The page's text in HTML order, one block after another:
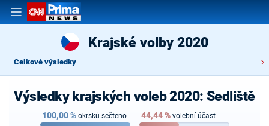
Krajské volby 2020
Celkové výsledky
Výsledky krajských voleb 2020: Sedliště
100,00% okrsků sečteno 44,44% volební účast